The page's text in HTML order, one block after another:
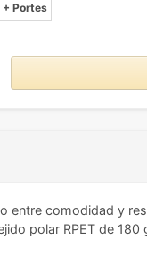
+ Portes
entre comodidad y
polar RPET de